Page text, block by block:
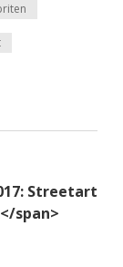
Streetart
span>